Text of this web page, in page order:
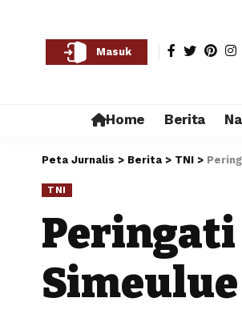
Masuk
Home Berita
Peta Jurnalis > Berita > TNI >
TNI
Peringati